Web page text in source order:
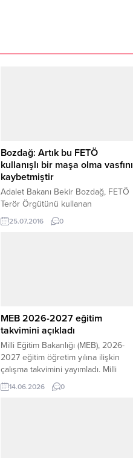
Bozdağ: Artık bu FETÖ
kullanışlı bir maşa olma vasfını
kaybetmiştir
Adalet Bakanı Bekir Bozdağ, FETÖ
Terör Örgütünü kullanan
yabancılara seslenerek, “FETÖ’yü
kullanan yabancı güçlere de
Meydanı’ndaki demokrasi nöbetine
devam eden vatandaşlara
seslendi....
25.07.2016 0
MEB 2026-2027 eğitim
takvimini açıkladı
Milli Eğitim Bakanlığı (MEB), 2026-
2027 eğitim öğretim yılına ilişkin
çalışma takvimini yayımladı. Milli
Eğitim Bakanı Yusuf Tekin imzasıyla
81 ilin valiliğine gönderilen
14.06.2026 0